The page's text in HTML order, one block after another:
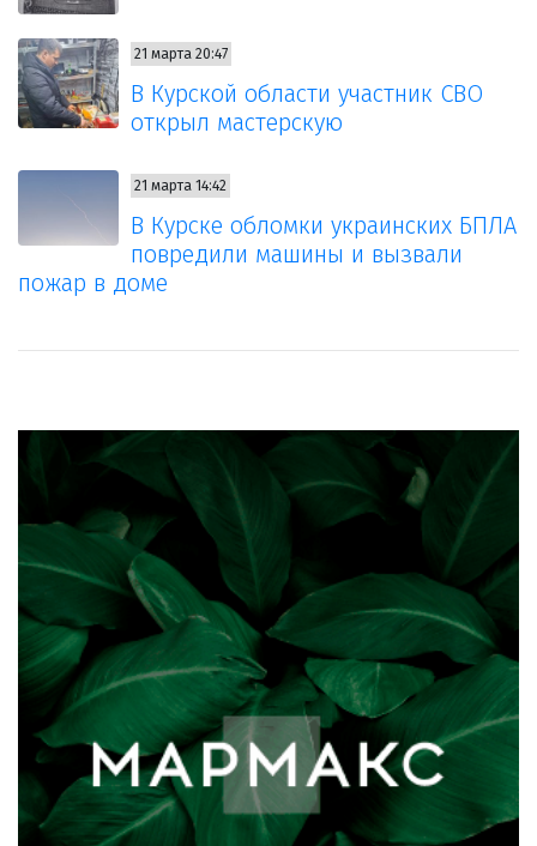
21 марта 20:47
В Курской области участник СВО
открыл мастерскую
21 марта 14:42
В Курске обломки украинских БПЛА
повредили машины и вызвали
пожар в доме